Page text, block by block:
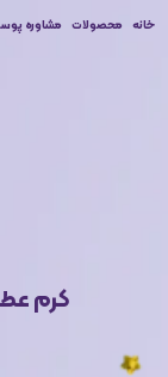
خانه محصولات مشاوره
کرم